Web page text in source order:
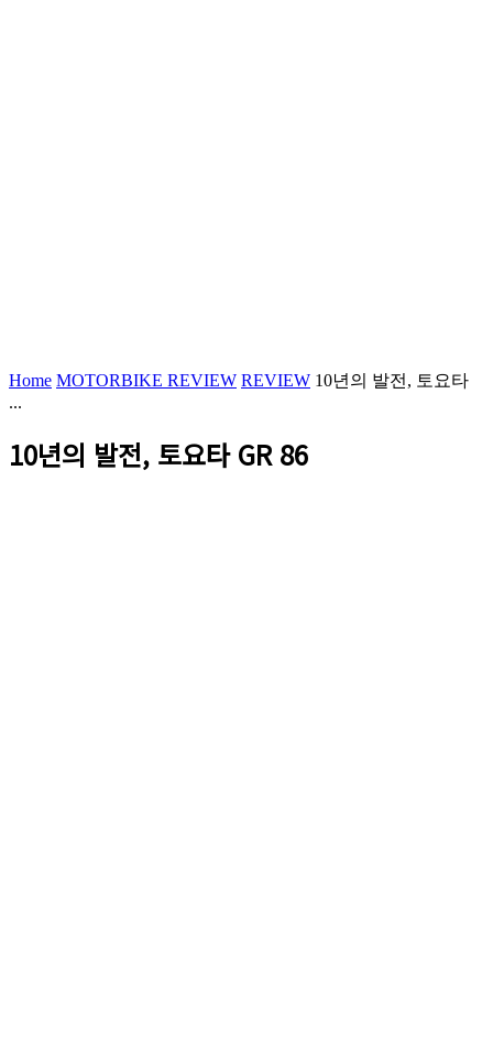
Home MOTORBIKE REVIEW REVIEW 10년의 발전, 토요타
...
10년의 발전, 토요타 GR 86